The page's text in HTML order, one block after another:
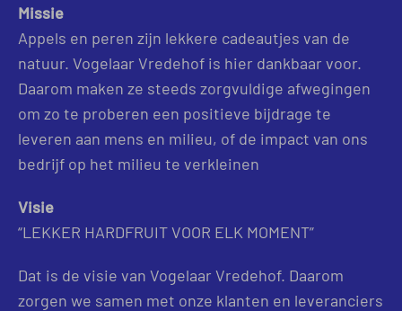
Missie
Appels en peren zijn lekkere cadeautjes van de
natuur. Vogelaar Vredehof is hier dankbaar voor.
Daarom maken ze steeds zorgvuldige afwegingen
om zo te proberen een positieve bijdrage te
leveren aan mens en milieu, of de impact van ons
bedrijf op het milieu te verkleinen
Visie
“LEKKER HARDFRUIT VOOR ELK MOMENT”
Dat is de visie van Vogelaar Vredehof. Daarom
zorgen we samen met onze klanten en leveranciers